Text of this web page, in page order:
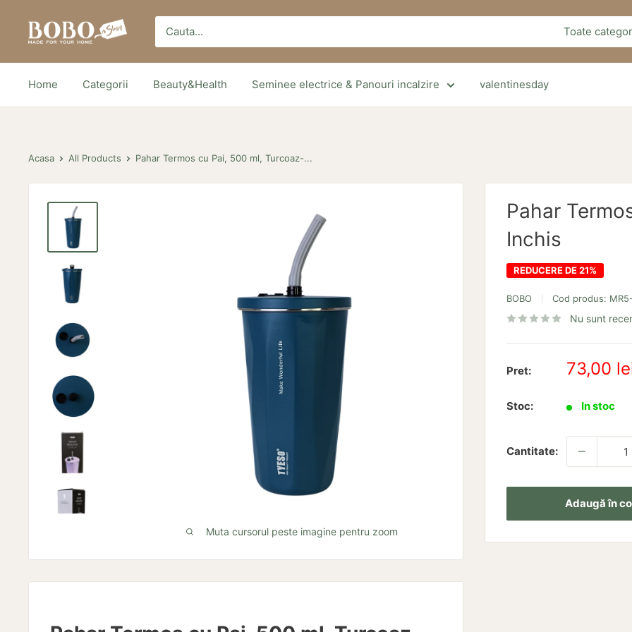
Bobo
Store
Toate
Home Categorii Beauty&Health Seminee electrice & Panouri incalzire valentinesday
Acasa All Products Pahar Termos cu Pai, 500 ml, Turcoaz-...
Muta cursorul peste imagine pentru zoom
Pahar
Inchis
REDUCERE DE 21%
BOBO Cod produs:
Nu sunt
Pret:
Pret
redus
73,00
Stoc: In stoc
Cantitate:
Adaugă în